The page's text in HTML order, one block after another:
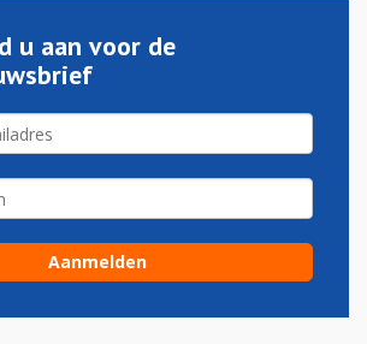
u aan voor de